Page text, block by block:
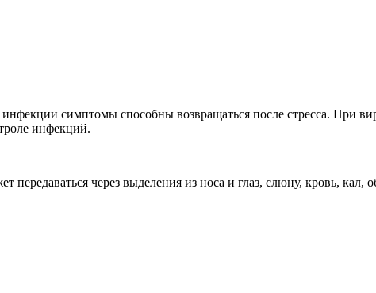
симптомы способны возвращаться после стресса. При
инфекций.
через выделения из носа и глаз, слюну, кровь, кал,